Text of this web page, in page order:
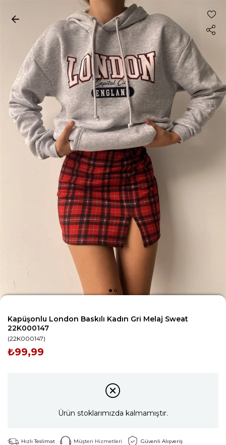
Kapüşonlu London Baskılı Kadın Gri Melaj Sweat
22K000147
(22K000147)
₺99,99
Ürün stoklarımızda kalmamıştır.
Hızlı Teslimat Müşteri Hizmetleri Güvenli Alışveriş